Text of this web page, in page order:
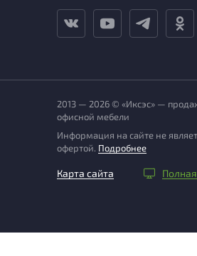
2013 — 2026 © «Иксэс» —
офисной мебели
Информация на сайте не
офертой. Подробнее
Карта сайта